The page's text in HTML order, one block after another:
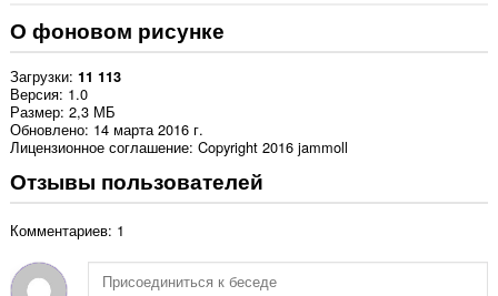
О фоновом рисунке
Загрузки 11 113
Версия 1.0
Размер 2,3 МБ
Обновлено 14 марта 2016 г.
Лицензионное соглашение Copyright 2016 jammoll
Отзывы пользователей
Комментариев: 1